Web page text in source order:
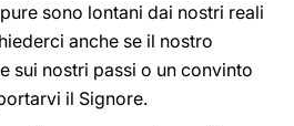
sono lontani dai nostri reali
anche se il nostro
sui nostri passi o un convinto
il Signore.